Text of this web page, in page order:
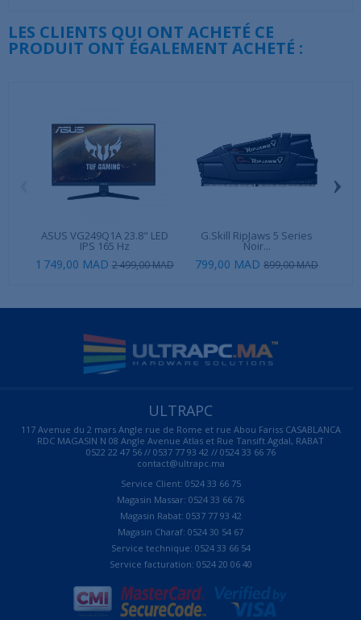
LES CLIENTS QUI ONT ACHETÉ CE
PRODUIT ONT ÉGALEMENT ACHETÉ :
ASUS VG249Q1A 23.8" LED
IPS 165 Hz
1 749,00 MAD 2 499,00 MAD
G.Skill RipJaws 5 Series
Noir...
799,00 MAD 899,00 MAD
›
ULTRAPC
117 Avenue du 2 mars Angle rue de Rome et rue Abou Fariss CASABLANCA
RDC MAGASIN N 08 Angle Avenue Atlas et Rue Tansift Agdal, RABAT
0522 22 47 56 // 0537 77 93 42 // 0524 33 66 76
contact@ultrapc.ma
Service Client: 0524 33 66 75
Magasin Massar: 0524 33 66 76
Magasin Rabat: 0537 77 93 42
Magasin Charaf: 0524 30 54 67
Service technique: 0524 33 66 54
Service facturation: 0524 20 06 40